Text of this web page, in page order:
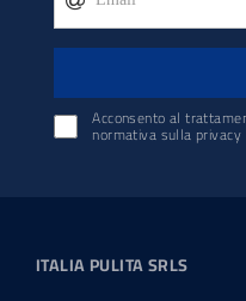
Acconsento al
normativa sulla privacy
ITALIA PULITA SRLS